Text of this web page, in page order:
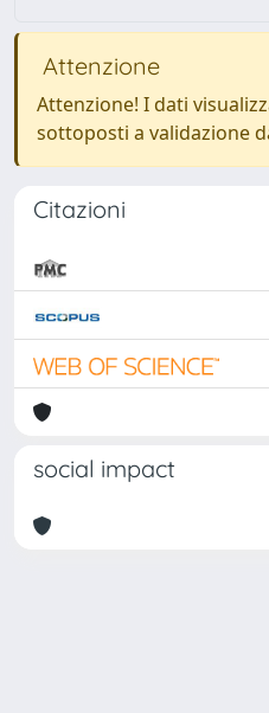
Attenzione
Attenzione! I dati
sottoposti a validazione
Citazioni
social impact